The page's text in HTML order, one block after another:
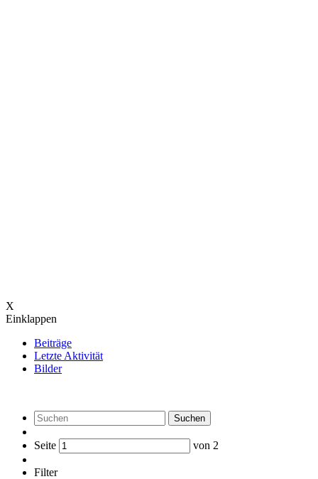
X
Einklappen
Beiträge
Letzte Aktivität
Bilder
Suchen
Seite von 2
Filter